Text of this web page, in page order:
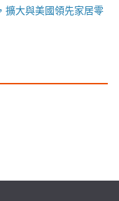
大與美國領先家居零